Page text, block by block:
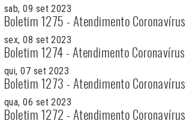
sab, 09 set 2023
Boletim 1275 - Atendimento Coronavírus
sex, 08 set 2023
Boletim 1274 - Atendimento Coronavírus
qui, 07 set 2023
Boletim 1273 - Atendimento Coronavírus
qua, 06 set 2023
Boletim 1272 - Atendimento Coronavírus